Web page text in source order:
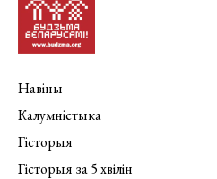
Навіны
Калумністыка
Гісторыя
Гісторыя за 5 хвілін